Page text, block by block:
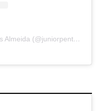
Um post compartilhado por Clovis Almeida (@juniorpentecoste01)